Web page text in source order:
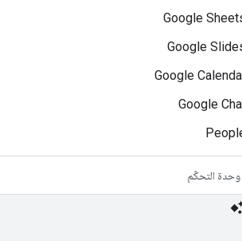
Google
Google
Google
Google
وحدة التحكّم